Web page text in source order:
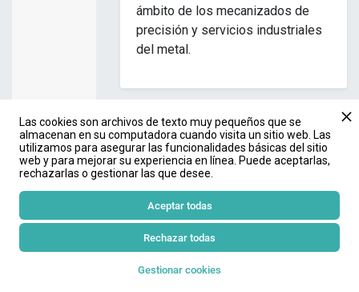
ámbito de los mecanizados de
precisión y servicios industriales
del metal.
25/06/2026
Ref:Oferta18414
COMERCIAL CATALUÑA
Se busca comercial para
incorporación en plantilla con
contrato laboral. Para desarrollar y
consolidar el negocio de la
empresa en la zona noreste de
España mediante una labor
Las cookies son archivos de texto muy pequeños que se
almacenan en su computadora cuando visita un sitio web. Las
utilizamos para asegurar las funcionalidades básicas del sitio
web y para mejorar su experiencia en línea. Puede aceptarlas,
rechazarlas o gestionar las que desee.
Gestionar cookies
Rechazar todas
Aceptar todas